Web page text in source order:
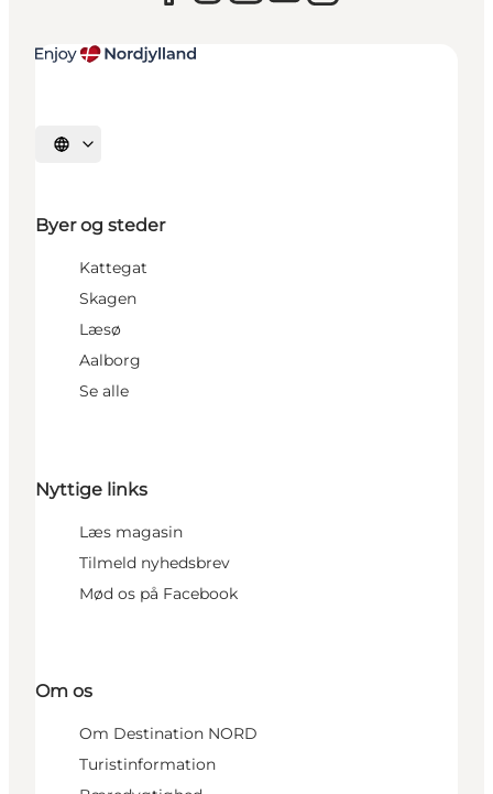
Vælg sprog
Byer og steder
Kattegat
Skagen
Læsø
Aalborg
Se alle
Nyttige links
Læs magasin
Tilmeld nyhedsbrev
Mød os på Facebook
Om os
Om Destination NORD
Turistinformation